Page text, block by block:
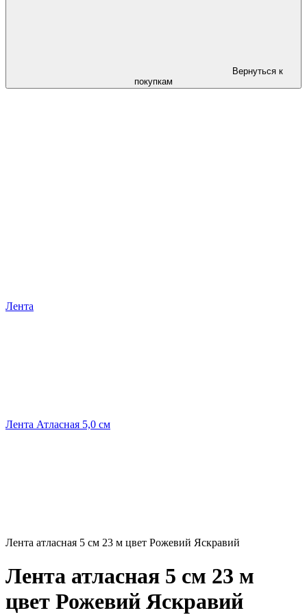
Вернуться к
покупкам
Лента
Лента Атласная 5,0 см
Лента атласная 5 см 23 м цвет Рожевий Яскравий
Лента атласная 5 см 23 м
цвет Рожевий Яскравий